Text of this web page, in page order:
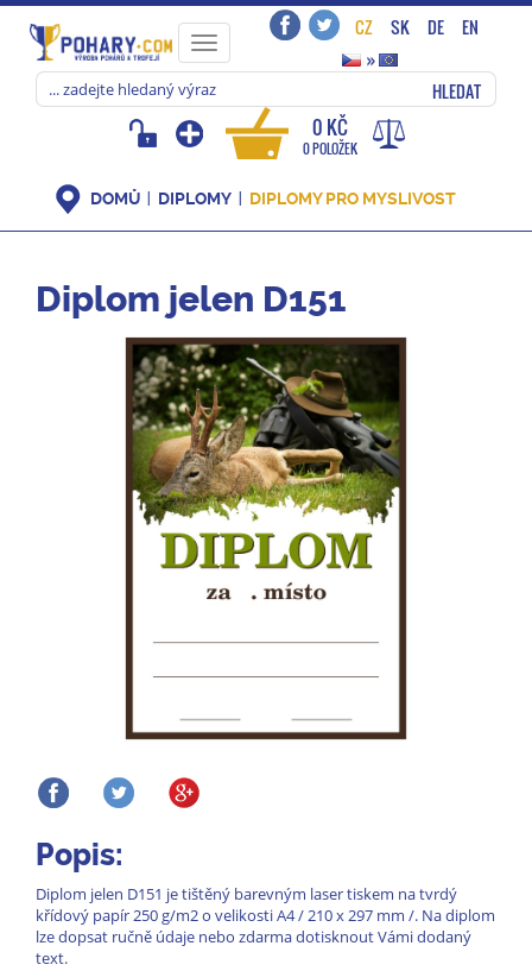
Toggle
navigation
CZ SK DE
EN
»
HLEDAT
0 KČ
0 POLOŽEK
DOMŮ DIPLOMY DIPLOMY PRO MYSLIVOST
Diplom jelen D151
Popis:
Diplom jelen D151 je tištěný barevným laser tiskem na tvrdý
křídový papír 250 g/m2 o velikosti A4 / 210 x 297 mm /. Na diplom
lze dopsat ručně údaje nebo zdarma dotisknout Vámi dodaný
text.